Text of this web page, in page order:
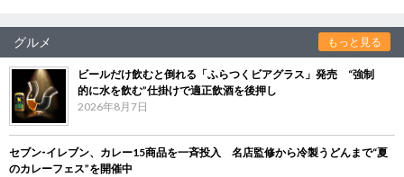
グルメ もっと見る
ビールだけ飲むと倒れる「ふらつくビアグラス」発売 “強制
的に水を飲む”仕掛けで適正飲酒を後押し
2026年8月7日
セブン‐イレブン、カレー15商品を一斉投入 名店監修から冷製うどんまで“夏
のカレーフェス”を開催中